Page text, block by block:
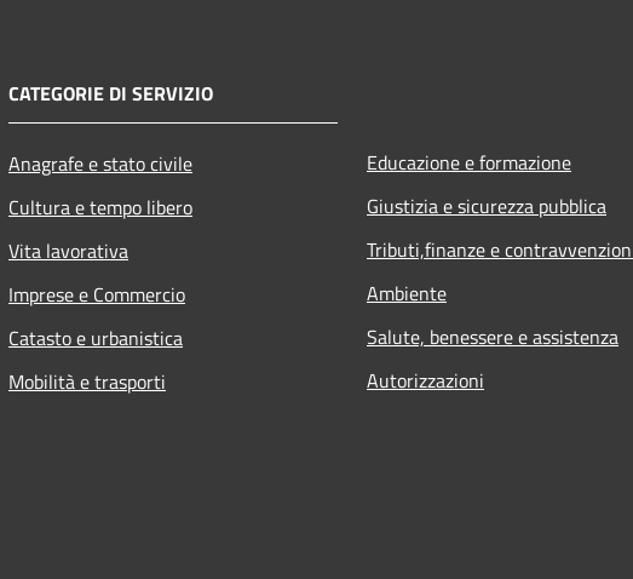
CATEGORIE DI SERVIZIO
Anagrafe e stato civile
Cultura e tempo libero
Vita lavorativa
Imprese e Commercio
Catasto e urbanistica
Mobilità e trasporti
Educazione e formazione
Giustizia e sicurezza pubblica
Tributi,finanze e
Ambiente
Salute, benessere e assistenza
Autorizzazioni